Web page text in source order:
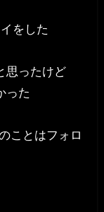
をした
思ったけど
った
ことはフォロ